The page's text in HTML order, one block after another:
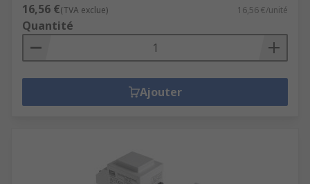
16,56 €(TVA exclue) 16,56 €/unité
Quantité
Ajouter